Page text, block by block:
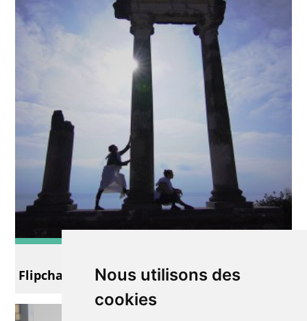
Nous utilisons des
cookies
Flipchart et tragédie !